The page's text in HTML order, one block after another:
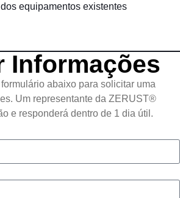
equipamentos existentes
Informações
abaixo para solicitar uma
Um representante da ZERUST®
e responderá dentro de 1 dia útil.